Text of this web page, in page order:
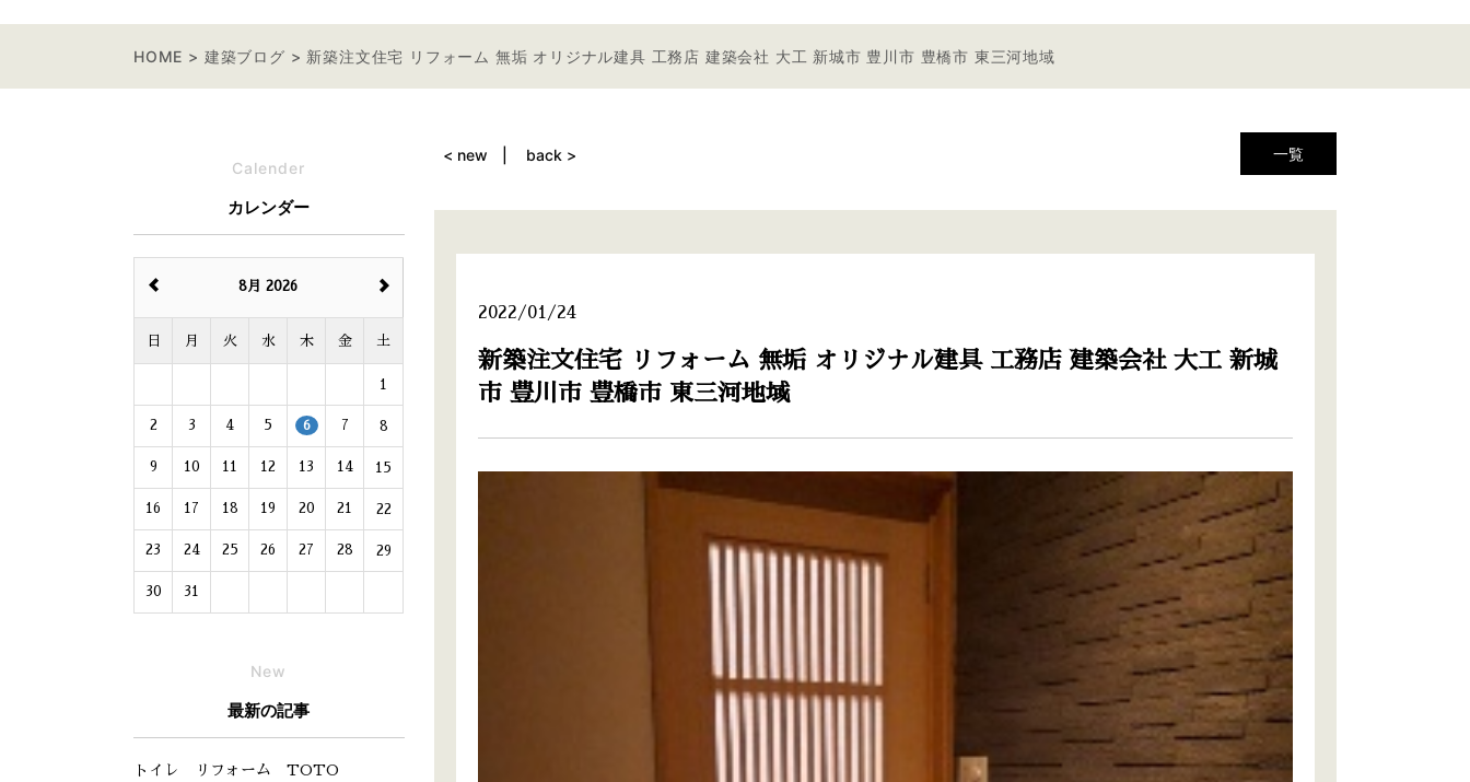
HOME 建築ブログ 新築注文住宅 リフォーム 無垢 オリジナル建具 工務店 建築会社 大工 新城市 豊川市 豊橋市 東三河地域
一覧
< new back >
2022/01/24
新築注文住宅 リフォーム 無垢 オリジナル建具 工務店 建築会社 大工 新城
市 豊川市 豊橋市 東三河地域
Calender
カレンダー
8月 2026
日 月 火 水 木 金 土
1
2 3 4 5 6 7 8
9 10 11 12 13 14 15
16 17 18 19 20 21 22
23 24 25 26 27 28 29
30 31
New
最新の記事
トイレ リフォーム TOTO